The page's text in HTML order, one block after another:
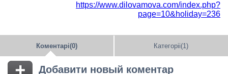
https://www.dilovamova.com/index.php?
page=10&holiday=236
Коментарі(0) Категоріі(1)
Добавити новый коментар